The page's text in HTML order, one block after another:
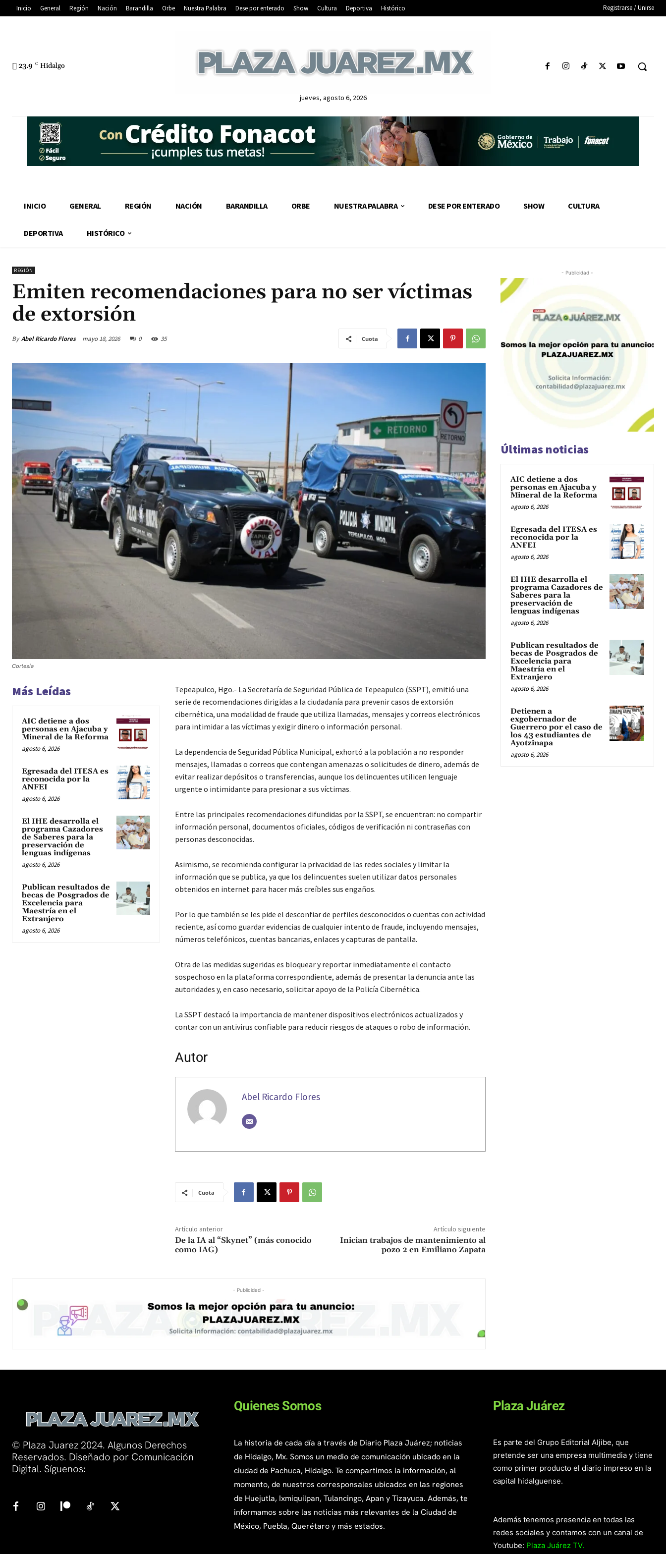
Inicio General Región Nación Barandilla Orbe Nuestra Palabra Dese por enterado Show Cultura Deportiva Histórico Registrarse / Unirse
23.9 C Hidalgo
jueves, agosto 6, 2026
INICIO GENERAL REGIÓN NACIÓN BARANDILLA ORBE NUESTRA PALABRA DESE POR ENTERADO SHOW CULTURA
DEPORTIVA HISTÓRICO
REGIÓN
Emiten recomendaciones para no ser víctimas
de extorsión
By Abel Ricardo Flores mayo 18, 2026 0 35 Cuota
Cortesía
Más Leídas
AIC detiene a dos
personas en Ajacuba y
Mineral de la Reforma
agosto 6, 2026
Egresada del ITESA es
reconocida por la
ANFEI
agosto 6, 2026
El IHE desarrolla el
programa Cazadores
de Saberes para la
preservación de
lenguas indígenas
agosto 6, 2026
Publican resultados de
becas de Posgrados de
Excelencia para
Maestría en el
Extranjero
agosto 6, 2026
Tepeapulco, Hgo.- La Secretaría de Seguridad Pública de Tepeapulco (SSPT), emitió una
serie de recomendaciones dirigidas a la ciudadanía para prevenir casos de extorsión
cibernética, una modalidad de fraude que utiliza llamadas, mensajes y correos electrónicos
para intimidar a las víctimas y exigir dinero o información personal.
La dependencia de Seguridad Pública Municipal, exhortó a la población a no responder
mensajes, llamadas o correos que contengan amenazas o solicitudes de dinero, además de
evitar realizar depósitos o transferencias, aunque los delincuentes utilicen lenguaje
urgente o intimidante para presionar a sus víctimas.
Entre las principales recomendaciones difundidas por la SSPT, se encuentran: no compartir
información personal, documentos oficiales, códigos de verificación ni contraseñas con
personas desconocidas.
Asimismo, se recomienda configurar la privacidad de las redes sociales y limitar la
información que se publica, ya que los delincuentes suelen utilizar datos personales
obtenidos en internet para hacer más creíbles sus engaños.
Por lo que también se les pide el desconfiar de perfiles desconocidos o cuentas con actividad
reciente, así como guardar evidencias de cualquier intento de fraude, incluyendo mensajes,
números telefónicos, cuentas bancarias, enlaces y capturas de pantalla.
Otra de las medidas sugeridas es bloquear y reportar inmediatamente el contacto
sospechoso en la plataforma correspondiente, además de presentar la denuncia ante las
autoridades y, en caso necesario, solicitar apoyo de la Policía Cibernética.
La SSPT destacó la importancia de mantener dispositivos electrónicos actualizados y
contar con un antivirus confiable para reducir riesgos de ataques o robo de información.
Autor
Abel Ricardo Flores
Cuota
Artículo anterior
De la IA al “Skynet” (más conocido
como IAG)
Artículo siguiente
Inician trabajos de mantenimiento al
pozo 2 en Emiliano Zapata
- Publicidad -
- Publicidad -
Últimas noticias
AIC detiene a dos
personas en Ajacuba y
Mineral de la Reforma
agosto 6, 2026
Egresada del ITESA es
reconocida por la
ANFEI
agosto 6, 2026
El IHE desarrolla el
programa Cazadores de
Saberes para la
preservación de
lenguas indígenas
agosto 6, 2026
Publican resultados de
becas de Posgrados de
Excelencia para
Maestría en el
Extranjero
agosto 6, 2026
Detienen a
exgobernador de
Guerrero por el caso de
los 43 estudiantes de
Ayotzinapa
agosto 6, 2026
© Plaza Juarez 2024. Algunos Derechos
Reservados. Diseñado por Comunicación
Digital. Síguenos:
Quienes Somos
La historia de cada día a través de Diario Plaza Juárez; noticias
de Hidalgo, Mx. Somos un medio de comunicación ubicado en la
ciudad de Pachuca, Hidalgo. Te compartimos la información, al
momento, de nuestros corresponsales ubicados en las regiones
de Huejutla, Ixmiquilpan, Tulancingo, Apan y Tizayuca. Además, te
informamos sobre las noticias más relevantes de la Ciudad de
México, Puebla, Querétaro y más estados.
Plaza Juárez
Es parte del Grupo Editorial Aljibe, que
pretende ser una empresa multimedia y tiene
como primer producto el diario impreso en la
capital hidalguense.
Además tenemos presencia en todas las
redes sociales y contamos con un canal de
Youtube: Plaza Juárez TV.